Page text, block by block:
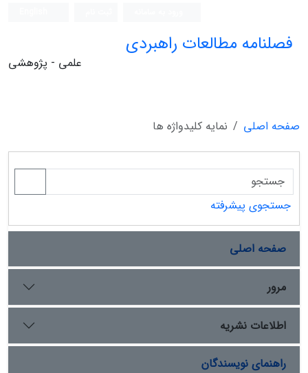
فصلنامه مطالعات راهبردی
علمی - پژوهشی
صفحه اصلی نمایه کلیدواژه ها
جستجوی پیشرفته
صفحه اصلی
مرور
اطلاعات نشریه
راهنمای نویسندگان